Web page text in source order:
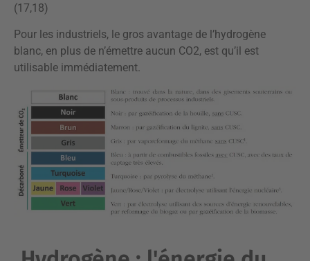
(17,18)
Pour les industriels, le gros avantage de l’hydrogène
blanc, en plus de n’émettre aucun CO2, est qu’il est
utilisable immédiatement.